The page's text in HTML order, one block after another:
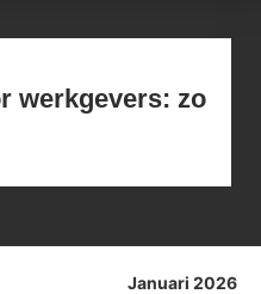
werkgevers: zo
Januari 2026